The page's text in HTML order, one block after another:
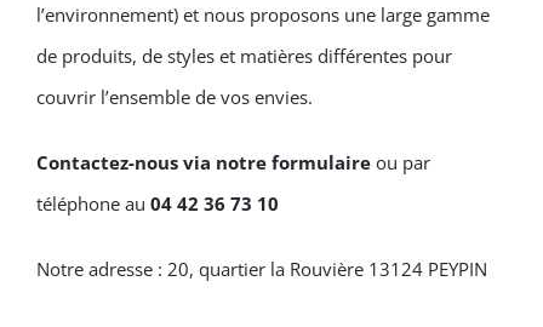
l’environnement) et nous proposons une large gamme
de produits, de styles et matières différentes pour
couvrir l’ensemble de vos envies.
Contactez-nous via notre formulaire ou par
téléphone au 04 42 36 73 10
Notre adresse : 20, quartier la Rouvière 13124 PEYPIN